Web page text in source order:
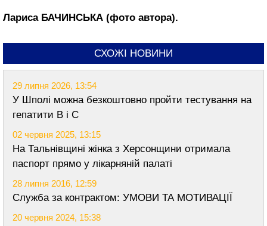
Лариса БАЧИНСЬКА (фото автора).
СХОЖІ НОВИНИ
29 липня 2026, 13:54
У Шполі можна безкоштовно пройти тестування на
гепатити В і С
02 червня 2025, 13:15
На Тальнівщині жінка з Херсонщини отримала
паспорт прямо у лікарняній палаті
28 липня 2016, 12:59
Служба за контрактом: УМОВИ ТА МОТИВАЦІЇ
20 червня 2024, 15:38